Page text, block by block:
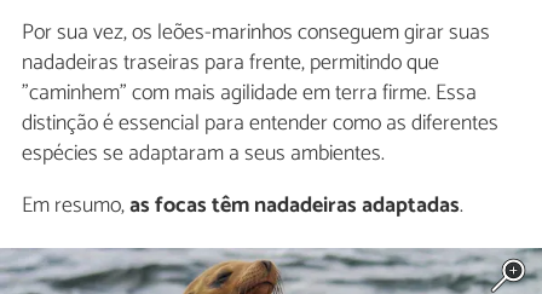
Por sua vez, os leões-marinhos conseguem girar suas
nadadeiras traseiras para frente, permitindo que
"caminhem" com mais agilidade em terra firme. Essa
distinção é essencial para entender como as diferentes
espécies se adaptaram a seus ambientes.
Em resumo,as focas têm nadadeiras adaptadas.